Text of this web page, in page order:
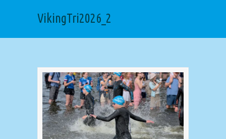
VikingTri2026_2